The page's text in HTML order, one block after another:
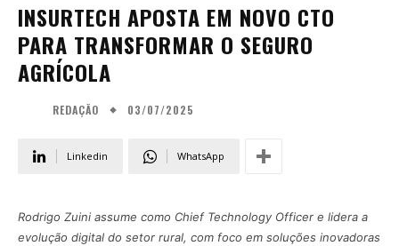
INSURTECH APOSTA EM NOVO CTO
PARA TRANSFORMAR O SEGURO
AGRÍCOLA
REDAÇÃO 03/07/2025
Linkedin WhatsApp
Rodrigo Zuini assume como Chief Technology Officer e lidera a
evolução digital do setor rural, com foco em soluções inovadoras